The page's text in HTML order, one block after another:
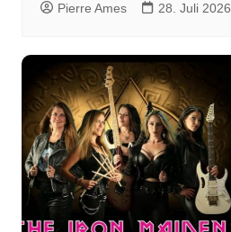
Pierre Ames 28. Juli 2026